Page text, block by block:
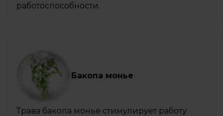
работоспособности.
Бакопа монье
Трава бакопа монье стимулирует работу